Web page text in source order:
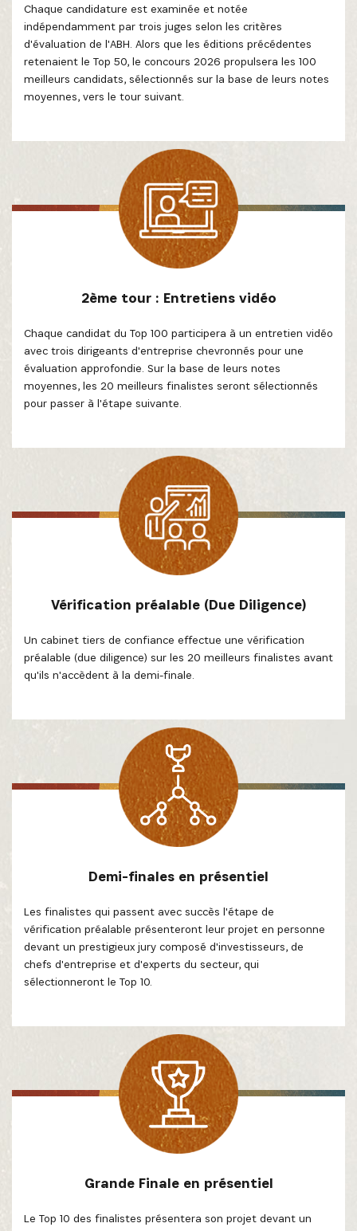
Chaque candidature est examinée et notée
indépendamment par trois juges selon les critères
d'évaluation de l'ABH. Alors que les éditions précédentes
retenaient le Top 50, le concours 2026 propulsera les 100
meilleurs candidats, sélectionnés sur la base de leurs notes
moyennes, vers le tour suivant.
2ème tour : Entretiens vidéo
Chaque candidat du Top 100 participera à un entretien vidéo
avec trois dirigeants d'entreprise chevronnés pour une
évaluation approfondie. Sur la base de leurs notes
moyennes, les 20 meilleurs finalistes seront sélectionnés
pour passer à l'étape suivante.
Vérification préalable (Due Diligence)
Un cabinet tiers de confiance effectue une vérification
préalable (due diligence) sur les 20 meilleurs finalistes avant
qu'ils n'accèdent à la demi-finale.
Demi-finales en présentiel
Les finalistes qui passent avec succès l'étape de
vérification préalable présenteront leur projet en personne
devant un prestigieux jury composé d'investisseurs, de
chefs d'entreprise et d'experts du secteur, qui
sélectionneront le Top 10.
Grande Finale en présentiel
Le Top 10 des finalistes présentera son projet devant un